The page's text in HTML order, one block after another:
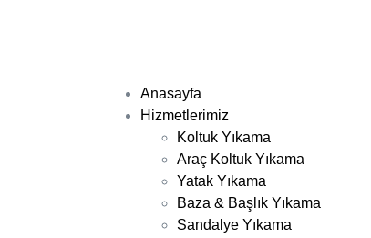
Anasayfa
Hizmetlerimiz
Koltuk Yıkama
Araç Koltuk Yıkama
Yatak Yıkama
Baza & Başlık Yıkama
Sandalye Yıkama